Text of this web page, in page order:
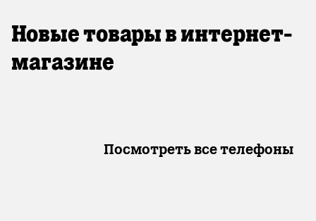
Новые товары в интернет-
магазине
Посмотреть все телефоны